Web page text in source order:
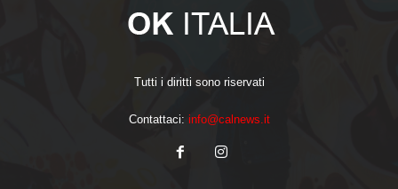
Tutti i diritti sono riservati
Contattaci: info@calnews.it